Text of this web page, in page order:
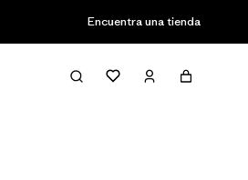
Encuentra una tienda
Filter & Sort